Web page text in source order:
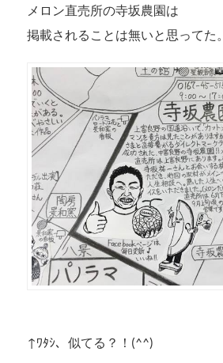
メロン直売所の寺坂農園は
掲載されることは無いと思ってた。
↑ﾜﾀｼ、似てる？！(^^)